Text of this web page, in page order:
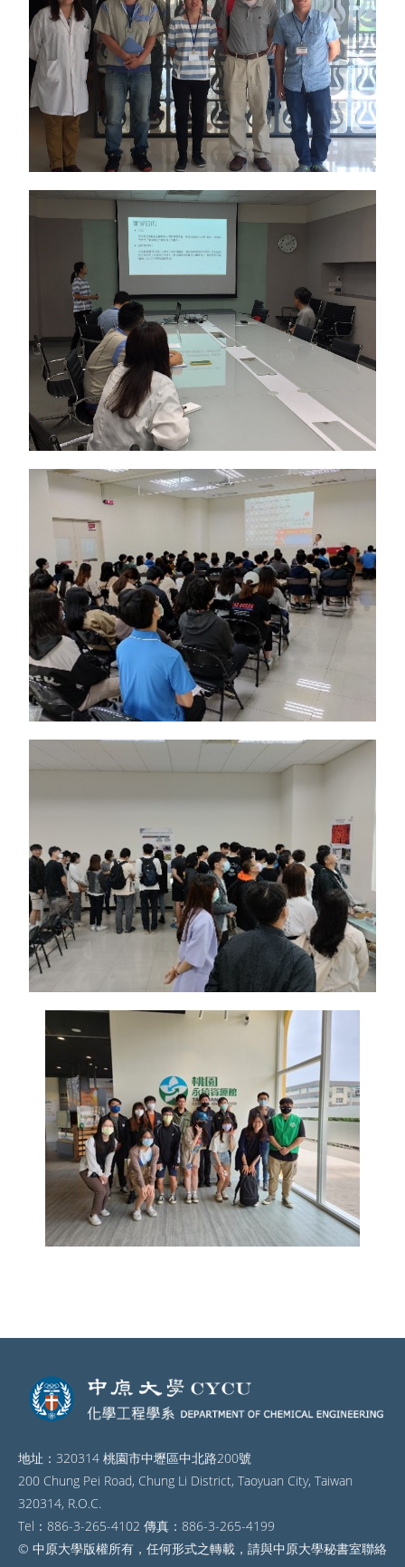
地址：320314 桃園市中壢區中北路200號
200 Chung Pei Road, Chung Li District, Taoyuan City, Taiwan
320314, R.O.C.
Tel：886-3-265-4102 傳真：886-3-265-4199
© 中原大學版權所有，任何形式之轉載，請與中原大學秘書室聯絡